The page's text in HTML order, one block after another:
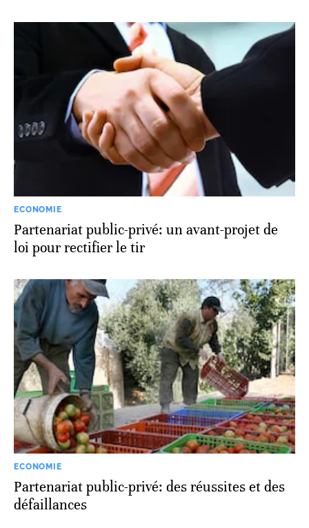
ECONOMIE
Partenariat public-privé: un avant-projet de
loi pour rectifier le tir
ECONOMIE
Partenariat public-privé: des réussites et des
défaillances